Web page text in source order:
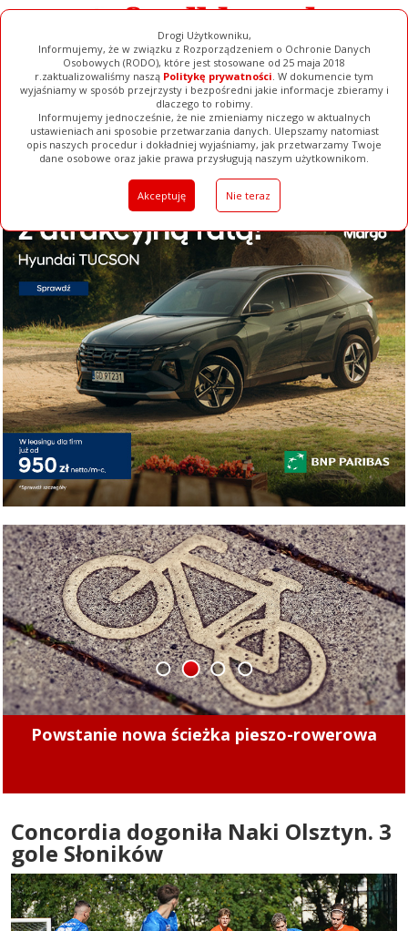
Drogi Użytkowniku,
Informujemy, że w związku z Rozporządzeniem o Ochronie Danych
Osobowych (RODO), które jest stosowane od 25 maja 2018
r.zaktualizowaliśmy naszą Politykę prywatności. W dokumencie tym
wyjaśniamy w sposób przejrzysty i bezpośredni jakie informacje zbieramy i
dlaczego to robimy.
Informujemy jednocześnie, że nie zmieniamy niczego w aktualnych
ustawieniach ani sposobie przetwarzania danych. Ulepszamy natomiast
opis naszych procedur i dokładniej wyjaśniamy, jak przetwarzamy Twoje
dane osobowe oraz jakie prawa przysługują naszym użytkownikom.
Akceptuję Nie teraz
Ogłoszenia Filmy Galerie Baza Firm Pełna Wersja
Minęły 4 lata. Sprawdziliśmy, czy kierowcy
1 2 3 4
Concordia dogoniła Naki Olsztyn. 3
gole Słoników